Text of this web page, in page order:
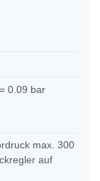
0.09 bar
max. 300
auf